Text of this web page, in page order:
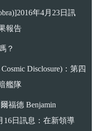
年4月23日訊
報告
？
Disclosure)：第四
艦隊
福德 Benjamin
16日訊息：在新領導